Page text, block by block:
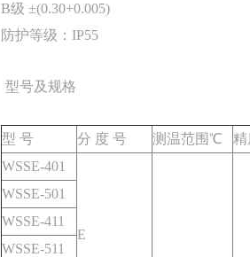
B级 ±(0.30+0.005)
防护等级：IP55
型号及规格
型 号 分 度 号 测温范围℃
WSSE-401
E
WSSE-501
WSSE-411
WSSE-511